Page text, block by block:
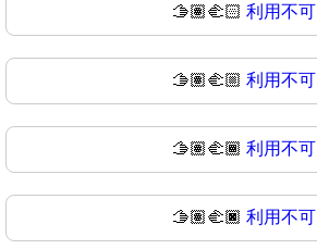
🫱🏽‍🫲🏻 利用不可
🫱🏽‍🫲🏼 利用不可
🫱🏽‍🫲🏾 利用不可
🫱🏽‍🫲🏿 利用不可